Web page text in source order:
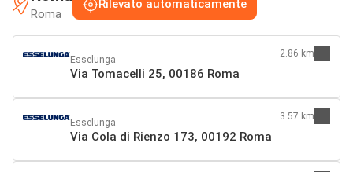
Roma
Rilevato automaticamente
Esselunga
Via Tomacelli 25, 00186 Roma
2.86 km
Esselunga
Via Cola di Rienzo 173, 00192 Roma
3.57 km